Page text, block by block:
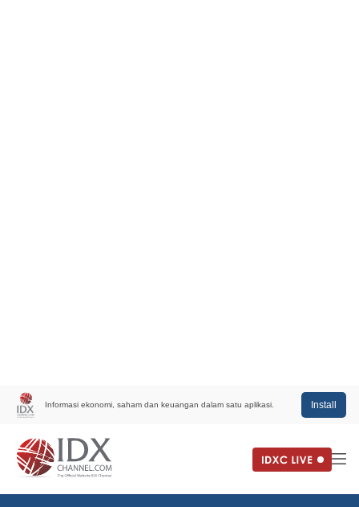
Informasi ekonomi, saham dan keuangan dalam satu aplikasi. Install